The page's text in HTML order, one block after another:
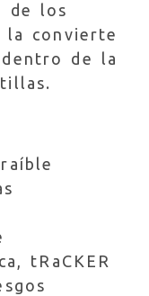
de los
la convierte
de la
tRaCKER